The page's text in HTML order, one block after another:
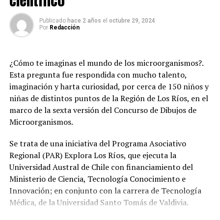
de enero de 2026 recibió oficialmente el Informe CIC
N°19 de la Contraloría, el cual señalaba la eventual
existencia de un funcionario inhabilitado para trabajar
con menores en un establecimiento educacional.
Desde el SLEP indicaron que, tras verificar la identidad
del involucrado, se constató que en abril de 2025 ya se
había instruido un proceso administrativo disciplinario,
durante el cual se suspendieron las remuneraciones y se
procedió a la destitución del funcionario.
Asimismo, precisaron que dicha persona no prestó
servicios en establecimientos educacionales
dependientes del SLEP desde el traspaso de la educación
pública en la provincia.
Finalmente, el Servicio Local de Educación Pública de
Valdivia reafirmó su compromiso con el cumplimiento
de la normativa vigente y con la protección de la
instalaciones como
Análisis de Calidad y laEstación Depuradora de
Aguas Servidas de Valdivia
En lo que va del año,más de 150 personas
una
decena de instituciones educativas
de la región de Los
Ríos han participado en estas actividades, que buscan
fortalecer el vínculo entre la empresa sanitaria y la
comunidad local
Post Views: 208
Publicado hace 2 años el octubre 29, 2024
Por Redacción
¿Cómo te imaginas el mundo de los microorganismos?.
Esta pregunta fue respondida con mucho talento,
imaginación y harta curiosidad, por cerca de 150 niños y
niñas de distintos puntos de la Región de Los Ríos, en el
marco de la sexta versión del Concurso de Dibujos de
Microorganismos.
Se trata de una iniciativa del Programa Asociativo
Regional (PAR) Explora Los Ríos, que ejecuta la
Universidad Austral de Chile con financiamiento del
Ministerio de Ciencia, Tecnología Conocimiento e
Innovación; en conjunto con la carrera de Tecnología
Médica, de la Universidad Santo Tomás de Valdivia.